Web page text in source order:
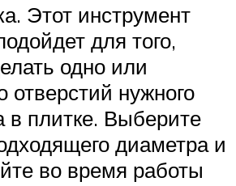
Этот инструмент
для того,
одно или
отверстий нужного
в плитке. Выберите
диаметра и
во время работы